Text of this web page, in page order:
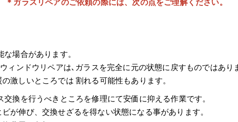
場合があります。
ィンドウリペアは､ガラスを完全に元の状態に戻すものではあり
激しいところでは 割れる可能性もあります。
換を行うべきところを修理にて安価に抑える作業です。
が伸び、交換せざるを得ない状態になる事があります。